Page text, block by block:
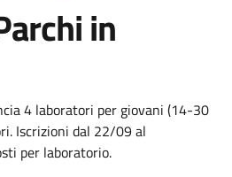
in
notizia
4 laboratori per giovani (14-30
Iscrizioni dal 22/09 al
per laboratorio.